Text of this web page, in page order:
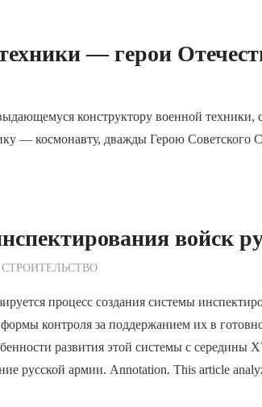
— герои
Редакции
конструктору военной техники,
— космонавту, дважды Герою Советского
войск
Редакции
процесс создания системы
контроля за поддержанием их в
развития этой системы с середины
русской армии. Annotation. This article